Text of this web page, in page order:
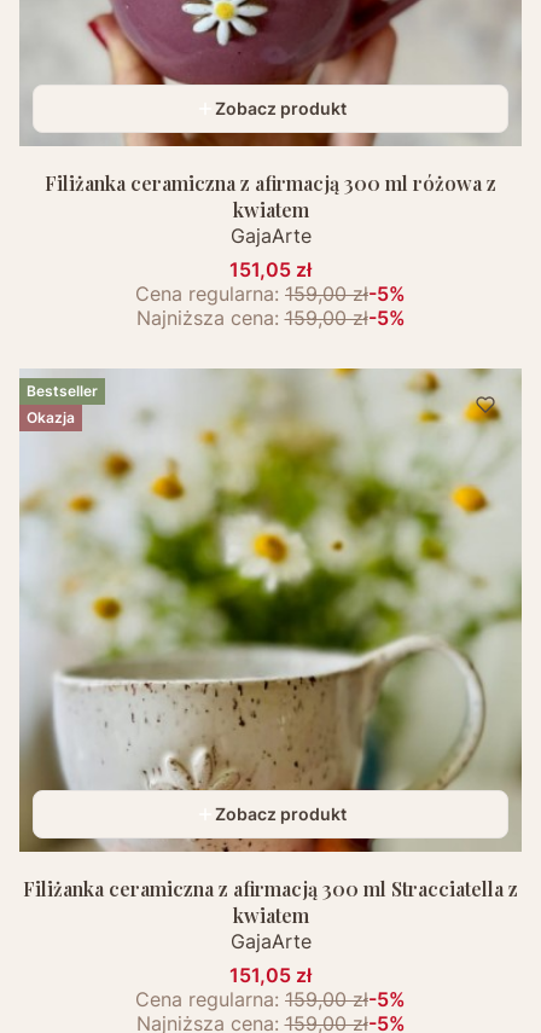
Zobacz produkt
Filiżanka ceramiczna z afirmacją 300 ml różowa z
kwiatem
GajaArte
151,05 zł
Cena regularna: 159,00 zł-5%
Najniższa cena: 159,00 zł-5%
Okazja
Bestseller
Zobacz produkt
Filiżanka ceramiczna z afirmacją 300 ml Stracciatella z
kwiatem
GajaArte
151,05 zł
Cena regularna: 159,00 zł-5%
Najniższa cena: 159,00 zł-5%